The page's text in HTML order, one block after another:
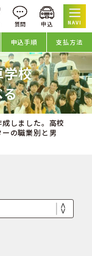
NAVI
申込手順 支払方法
学校
る
しました。高校
の職業別と男